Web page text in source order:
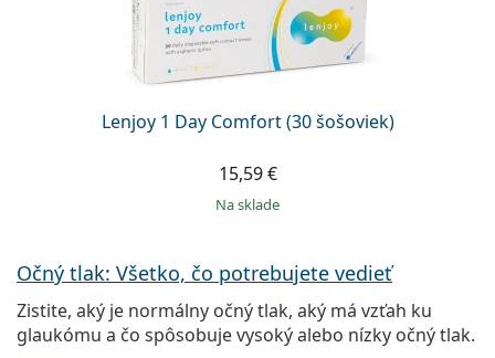
Lenjoy 1 Day Comfort (30 šošoviek)
15,59 €
na sklade
Očný tlak: Všetko, čo potrebujete vedieť
Zistite, aký je normálny očný tlak, aký má vzťah ku
glaukómu a čo spôsobuje vysoký alebo nízky očný tlak.